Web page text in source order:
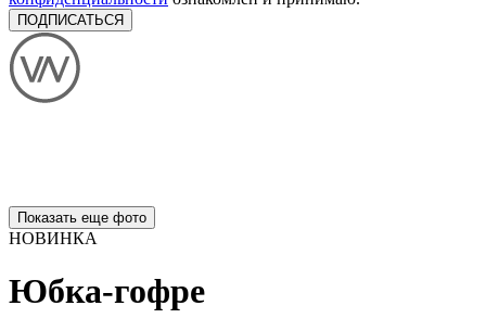
ПОДПИСАТЬСЯ
Показать еще фото
НОВИНКА
Юбка-гофре